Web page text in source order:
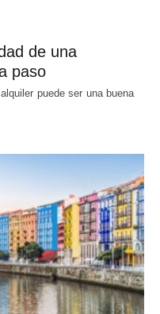
de una
paso
puede ser una buena